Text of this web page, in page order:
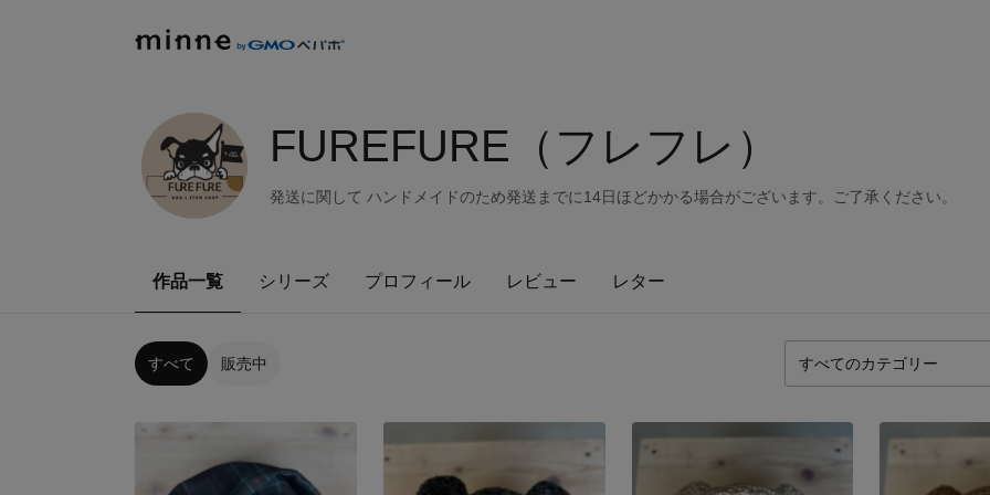
FUREFURE（フレフレ）
発送に関して ハンドメイドのため発送までに14日ほどかかる場合がございます。ご了承ください。
作品一覧 シリーズ プロフィール レビュー レター
すべて 販売中